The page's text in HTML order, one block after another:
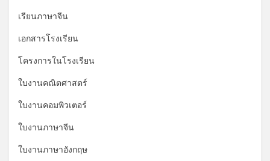
เรียนภาษาจีน
เอกสารโรงเรียน
โครงการในโรงเรียน
ใบงานคณิตศาสตร์
ใบงานคอมพิวเตอร์
ใบงานภาษาจีน
ใบงานภาษาอังกฤษ